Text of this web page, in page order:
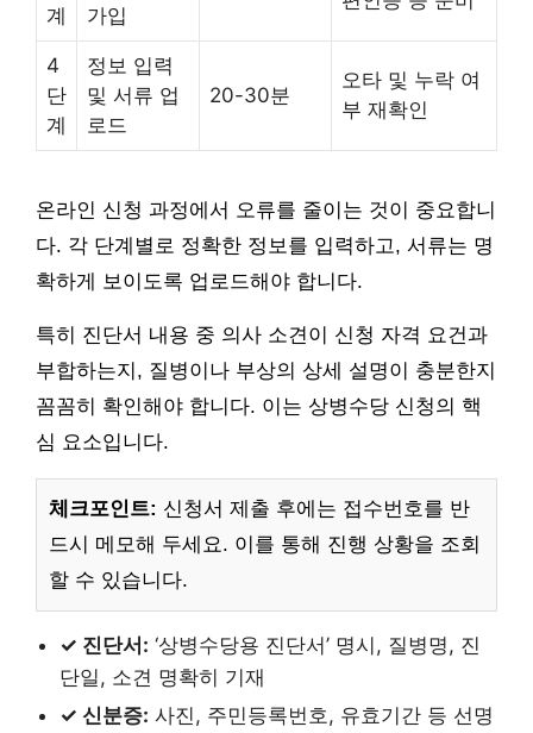
계 가입
4
단
계
정보 입력
및 서류 업
로드
20-30분
오타 및 누락 여
부 재확인
온라인 신청 과정에서 오류를 줄이는 것이 중요합니
다. 각 단계별로 정확한 정보를 입력하고, 서류는 명
확하게 보이도록 업로드해야 합니다.
특히 진단서 내용 중 의사 소견이 신청 자격 요건과
부합하는지, 질병이나 부상의 상세 설명이 충분한지
꼼꼼히 확인해야 합니다. 이는 상병수당 신청의 핵
심 요소입니다.
체크포인트: 신청서 제출 후에는 접수번호를 반
드시 메모해 두세요. 이를 통해 진행 상황을 조회
할 수 있습니다.
✓ 진단서: ‘상병수당용 진단서’ 명시, 질병명, 진
단일, 소견 명확히 기재
✓ 신분증: 사진, 주민등록번호, 유효기간 등 선명